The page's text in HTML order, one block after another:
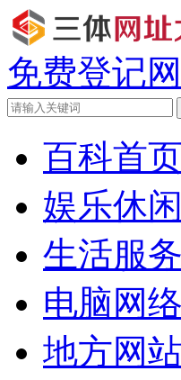
免费登记
百科首页
娱乐休闲
生活服务
电脑网络
地方网站